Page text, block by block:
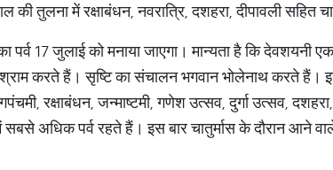
तुलना में रक्षाबंधन, नवरात्रि, दशहरा, दीपावली सहित
17 जुलाई को मनाया जाएगा। मान्यता है कि देवशयनी
विश्राम करते हैं। सृष्टि का संचालन भगवान भोलेनाथ करते
रक्षाबंधन, जन्माष्टमी, गणेश उत्सव, दुर्गा उत्सव,
सबसे अधिक पर्व रहते हैं। इस बार चातुर्मास के दौरान आने